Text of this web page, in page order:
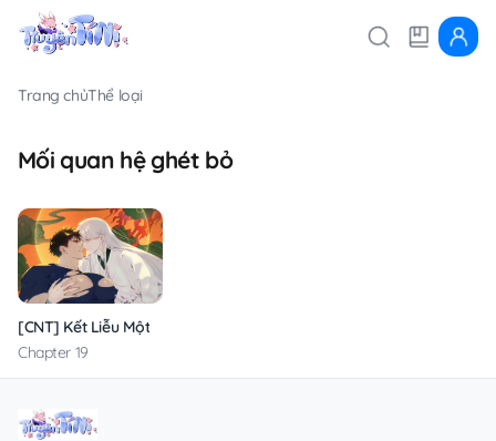
Trang chủThể loại
Mối quan hệ ghét bỏ
[CNT] Kết Liễu Một Vị Thần
Chapter 19